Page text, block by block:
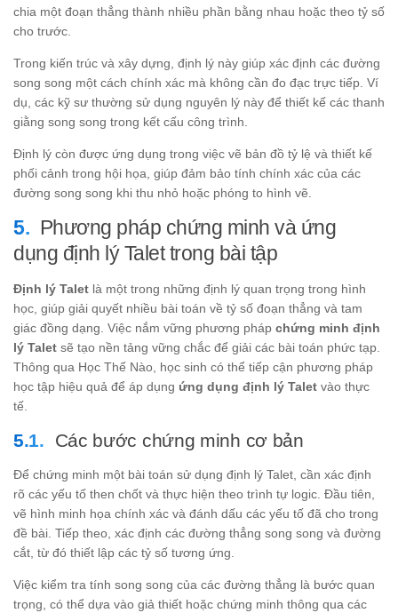
chia một đoạn thẳng thành nhiều phần bằng nhau hoặc theo tỷ số
cho trước.
Trong kiến trúc và xây dựng, định lý này giúp xác định các đường
song song một cách chính xác mà không cần đo đạc trực tiếp. Ví
dụ, các kỹ sư thường sử dụng nguyên lý này để thiết kế các thanh
giằng song song trong kết cấu công trình.
Định lý còn được ứng dụng trong việc vẽ bản đồ tỷ lệ và thiết kế
phối cảnh trong hội họa, giúp đảm bảo tính chính xác của các
đường song song khi thu nhỏ hoặc phóng to hình vẽ.
Phương pháp chứng minh và ứng
dụng định lý Talet trong bài tập
Định lý Talet là một trong những định lý quan trọng trong hình
học, giúp giải quyết nhiều bài toán về tỷ số đoạn thẳng và tam
giác đồng dạng. Việc nắm vững phương pháp chứng minh định
lý Talet sẽ tạo nền tảng vững chắc để giải các bài toán phức tạp.
Thông qua Học Thế Nào, học sinh có thể tiếp cận phương pháp
học tập hiệu quả để áp dụng ứng dụng định lý Talet vào thực
tế.
Các bước chứng minh cơ bản
Để chứng minh một bài toán sử dụng định lý Talet, cần xác định
rõ các yếu tố then chốt và thực hiện theo trình tự logic. Đầu tiên,
vẽ hình minh họa chính xác và đánh dấu các yếu tố đã cho trong
đề bài. Tiếp theo, xác định các đường thẳng song song và đường
cắt, từ đó thiết lập các tỷ số tương ứng.
Việc kiểm tra tính song song của các đường thẳng là bước quan
trọng, có thể dựa vào giả thiết hoặc chứng minh thông qua các